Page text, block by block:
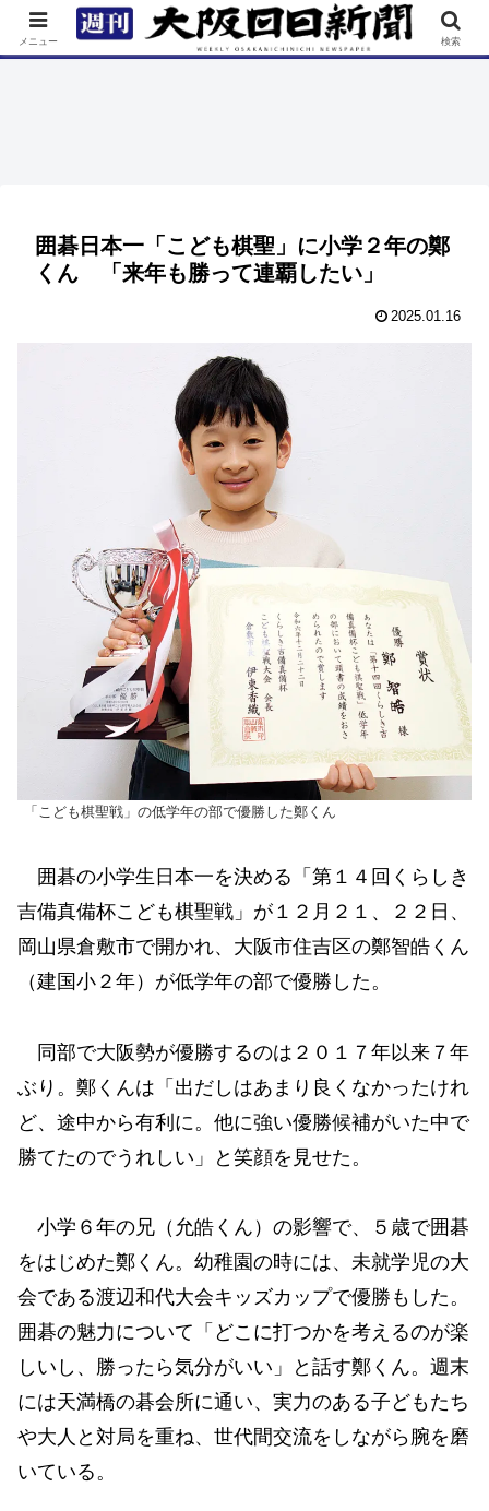
TOP 特集 ニュース 連載 街ネタ イベント
囲碁日本一「こども棋聖」に小学２年の鄭
くん 「来年も勝って連覇したい」
2025.01.16
「こども棋聖戦」の低学年の部で優勝した鄭くん
囲碁の小学生日本一を決める「第１４回くらしき
吉備真備杯こども棋聖戦」が１２月２１、２２日、
岡山県倉敷市で開かれ、大阪市住吉区の鄭智皓くん
（建国小２年）が低学年の部で優勝した。
同部で大阪勢が優勝するのは２０１７年以来７年
ぶり。鄭くんは「出だしはあまり良くなかったけれ
ど、途中から有利に。他に強い優勝候補がいた中で
勝てたのでうれしい」と笑顔を見せた。
小学６年の兄（允皓くん）の影響で、５歳で囲碁
をはじめた鄭くん。幼稚園の時には、未就学児の大
会である渡辺和代大会キッズカップで優勝もした。
囲碁の魅力について「どこに打つかを考えるのが楽
しいし、勝ったら気分がいい」と話す鄭くん。週末
には天満橋の碁会所に通い、実力のある子どもたち
や大人と対局を重ね、世代間交流をしながら腕を磨
いている。
メニュー 検索